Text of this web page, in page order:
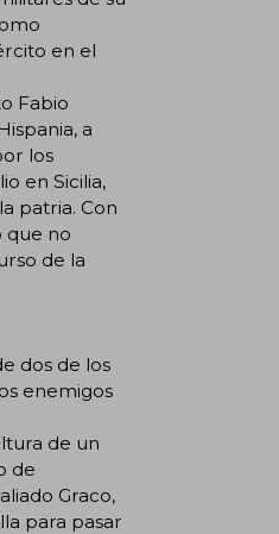
en el
Fabio
a
los
en Sicilia,
patria. Con
que no
de la
dos de los
enemigos
de un
de
Graco,
para pasar